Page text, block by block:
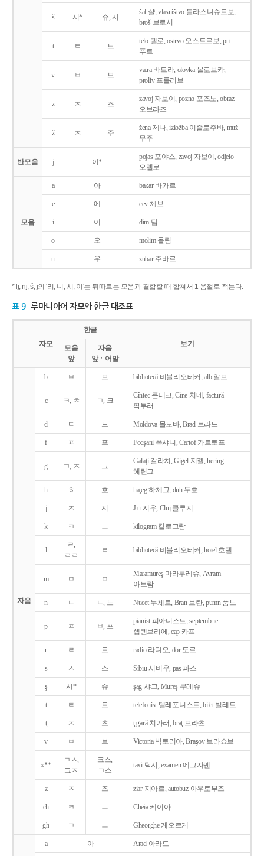
š 시* 슈, 시
šal 샬, vlasništvo 블라스니슈트보,
broš 브로시
t ㅌ 트
telo 텔로, ostrvo 오스트르보, put
푸트
v ㅂ 브
vatra 바트라, olovka 올로브카,
proliv 프롤리브
z ㅈ 즈
zavoj 자보이, pozno 포즈노, obraz
오브라즈
ž ㅈ 주
žena 제나, izložba 이즐로주바, muž
무주
반모음 j 이*
pojas 포야스, zavoj 자보이, odjelo
오델로
모음
a 아 bakar 바카르
e 에 cev 체브
i 이 dim 딤
o 오 molim 몰림
u 우 zubar 주바르
* lj, nj, š, j의 '리, 니, 시, 이'는 뒤따르는 모음과 결합할 때 합쳐서 1 음절로 적는다.
표 9 루마니아어 자모와 한글 대조표
자모
한글
보기
모음
앞
자음
앞ㆍ어말
자음
b ㅂ 브 bibliotecǎ 비블리오테커, alb 알브
c ㅋ, ㅊ ㄱ, 크
Cîntec 큰테크, Cine 치네, facturǎ
팍투러
d ㄷ 드 Moldova 몰도바, Brad 브라드
f ㅍ 프 Focşani 폭샤니, Cartof 카르토프
g ㄱ, ㅈ 그
Galaţi 갈라치, Gigel 지젤, hering
헤린그
h ㅎ 흐 haţeg 하체그, duh 두흐
j ㅈ 지 Jiu 지우, Cluj 클루지
k ㅋ ㅡ kilogram 킬로그람
l
ㄹ,
ㄹㄹ
ㄹ bibliotecǎ 비블리오테커, hotel 호텔
m ㅁ ㅁ
Maramureş 마라무레슈, Avram
아브람
n ㄴ ㄴ, 느 Nucet 누체트, Bran 브란, pumn 품느
p ㅍ ㅂ, 프
pianist 피아니스트, septembrie
셉템브리에, cap 카프
r ㄹ 르 radio 라디오, dor 도르
s ㅅ 스 Sibiu 시비우, pas 파스
ş 시* 슈 şag 샤그, Mureş 무레슈
t ㅌ 트 telefonist 텔레포니스트, bilet 빌레트
ţ ㅊ 츠 ţigarǎ 치가러, braţ 브라츠
v ㅂ 브 Victoria 빅토리아, Braşov 브라쇼브
x**
ㄱㅅ,
그ㅈ
크스,
ㄱ스
taxi 탁시, examen 에그자멘
z ㅈ 즈 ziar 지아르, autobuz 아우토부즈
ch ㅋ ㅡ Cheia 케이아
gh ㄱ ㅡ Gheorghe 게오르게
a 아 Arad 아라드